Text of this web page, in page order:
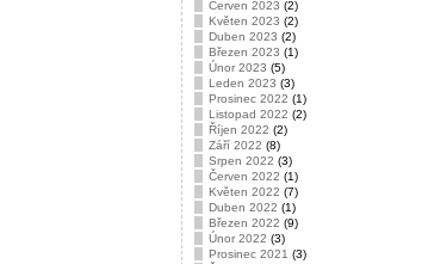
Červen 2023 (2)
Květen 2023 (2)
Duben 2023 (2)
Březen 2023 (1)
Únor 2023 (5)
Leden 2023 (3)
Prosinec 2022 (1)
Listopad 2022 (2)
Říjen 2022 (2)
Září 2022 (8)
Srpen 2022 (3)
Červen 2022 (1)
Květen 2022 (7)
Duben 2022 (1)
Březen 2022 (9)
Únor 2022 (3)
Prosinec 2021 (3)